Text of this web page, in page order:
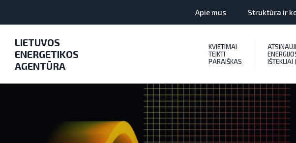
LIETUVOS
ENERGETIKOS
AGENTŪRA
Apie mus Struktūra ir
KVIETIMAI
TEIKTI
PARAIŠKAS
IŠTEKLIAI